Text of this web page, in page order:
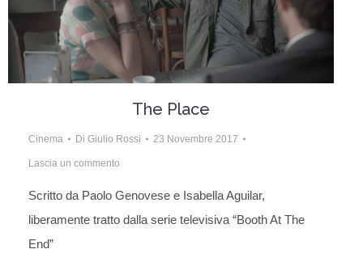
The Place
Cinema Di Giulio Rossi 23 Novembre 2017
Lascia un commento
Scritto da Paolo Genovese e Isabella Aguilar,
liberamente tratto dalla serie televisiva “Booth At The
End”